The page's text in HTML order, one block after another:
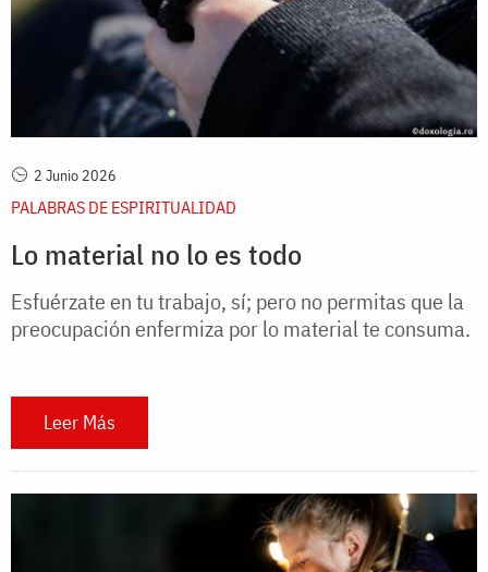
2 Junio 2026
PALABRAS DE ESPIRITUALIDAD
Lo material no lo es todo
Esfuérzate en tu trabajo, sí; pero no permitas que la
preocupación enfermiza por lo material te consuma.
Leer Más